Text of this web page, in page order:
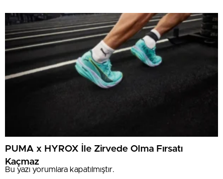
PUMA x HYROX İle Zirvede Olma Fırsatı
Kaçmaz
Bu yazı yorumlara kapatılmıştır.